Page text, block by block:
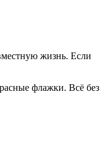
жизнь. Если
флажки. Всё без